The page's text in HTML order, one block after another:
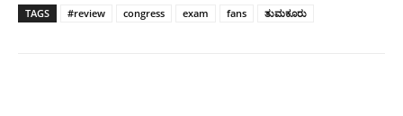
TAGS #review congress exam fans ತುಮಕೂರು